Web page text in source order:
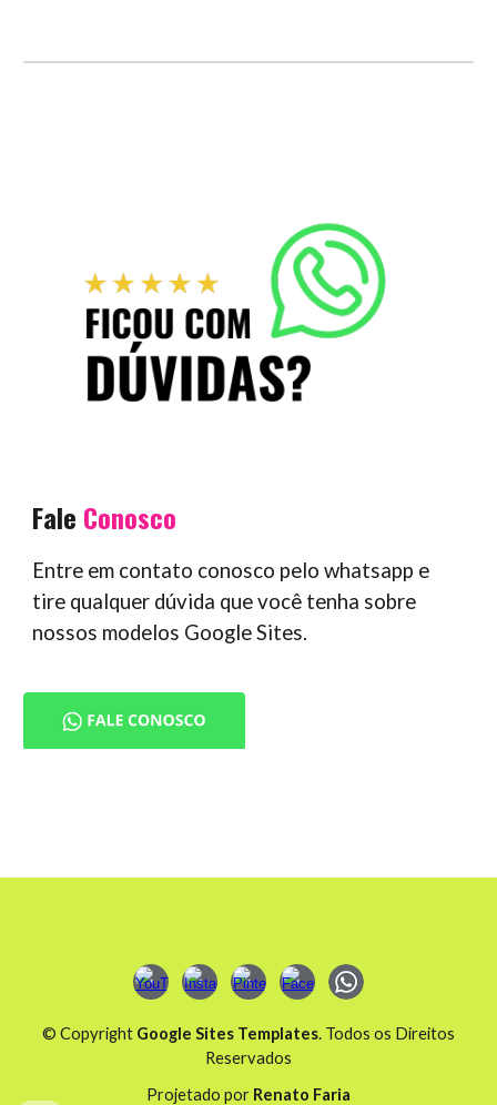
Fale Conosco
Entre em contato conosco pelo whatsapp e
tire qualquer dúvida que você tenha sobre
nossos modelos Google Sites.
© Copyright Google Sites Templates. Todos os Direitos
Reservados
Projetado por Renato Faria